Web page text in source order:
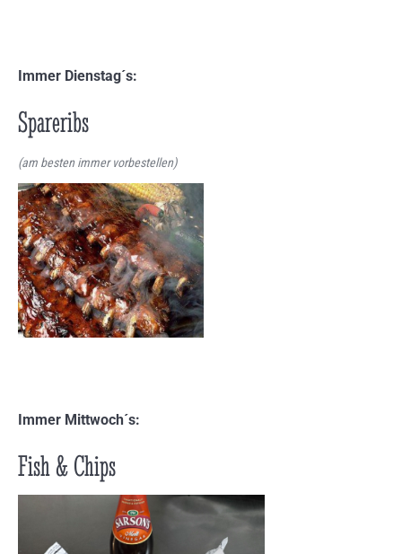
Immer Dienstag´s:
Spareribs
(am besten immer vorbestellen)
Immer Mittwoch´s:
Fish & Chips